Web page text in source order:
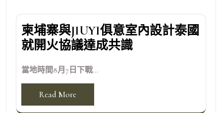
柬埔寨與JIUYI俱意室內設計泰國
就開火協議達成共識
當地時間8月7日下戰...
Read More